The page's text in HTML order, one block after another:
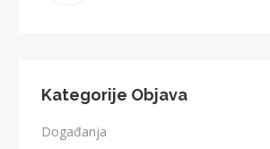
Kategorije Objava
Događanja